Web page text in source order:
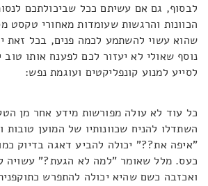
לבסוף, גם אם עשיתם ככל שביכולתכם
הכוונות והרגשות שעומדות מאחורי טקסט
שהוא עשוי להשתמע לכמה פנים, בכל זאת
נוסף שאולי לא יעזור לכם לפענח אותו טוב
לסייע למנוע קונפליקטים ועוגמת נפש:
כל עוד לא עולה מפורשות מידע אחר מן
השתדלו להניח שכוונותיו של המוען טובות
"איפה את??" יכולה להביע דאגה בדיוק
כעס. מלל שאומר "למה לא הגעת?" עשויה
ואכזבה כשם שהיא יכולה להתפרש